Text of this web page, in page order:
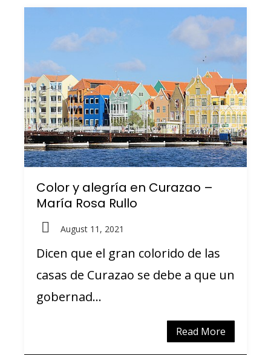
Color y alegría en Curazao –
María Rosa Rullo
August 11, 2021
Dicen que el gran colorido de las
casas de Curazao se debe a que un
gobernad...
Read More